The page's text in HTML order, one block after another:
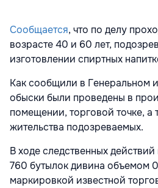
Сообщается, что по делу
возрасте 40 и 60 лет,
изготовлении спиртных
Как сообщили в Генеральном
обыски были проведены в
помещении, торговой точке, а
жительства подозреваемых.
В ходе следственных
760 бутылок дивина объемом
маркировкой известной